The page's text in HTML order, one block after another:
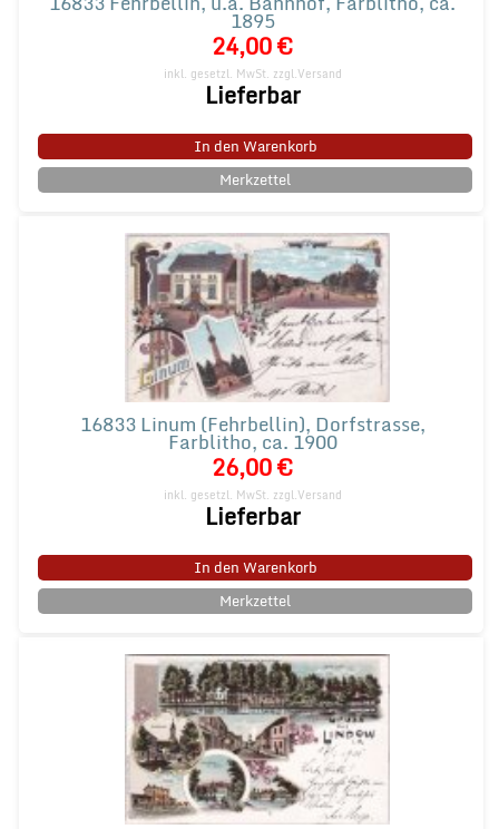
1895
24,00 €
inkl. gesetzl. MwSt. zzgl.Versand
Lieferbar
In den Warenkorb
Merkzettel
16833 Linum (Fehrbellin), Dorfstrasse,
Farblitho, ca. 1900
26,00 €
inkl. gesetzl. MwSt. zzgl.Versand
Lieferbar
In den Warenkorb
Merkzettel